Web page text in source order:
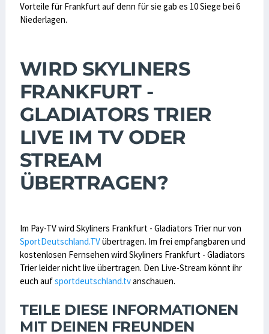
Vorteile für Frankfurt auf denn für sie gab es 10 Siege bei 6
Niederlagen.
WIRD SKYLINERS
FRANKFURT -
GLADIATORS TRIER
LIVE IM TV ODER
STREAM
ÜBERTRAGEN?
Im Pay-TV wird Skyliners Frankfurt - Gladiators Trier nur von
SportDeutschland.TVübertragen. Im frei empfangbaren und
kostenlosen Fernsehen wird Skyliners Frankfurt - Gladiators
Trier leider nicht live übertragen. Den Live-Stream könnt ihr
euch aufsportdeutschland.tvanschauen.
TEILE DIESE INFORMATIONEN
MIT DEINEN FREUNDEN